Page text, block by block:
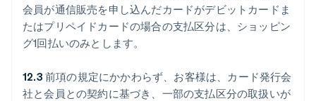
会員が通信販売を申し込んだカードがデビットカードま
たはプリペイドカードの場合の支払区分は、ショッピン
グ1回払いのみとします。
12.3 前項の規定にかかわらず、お客様は、カード発行会
社と会員との契約に基づき、一部の支払区分の取扱いが